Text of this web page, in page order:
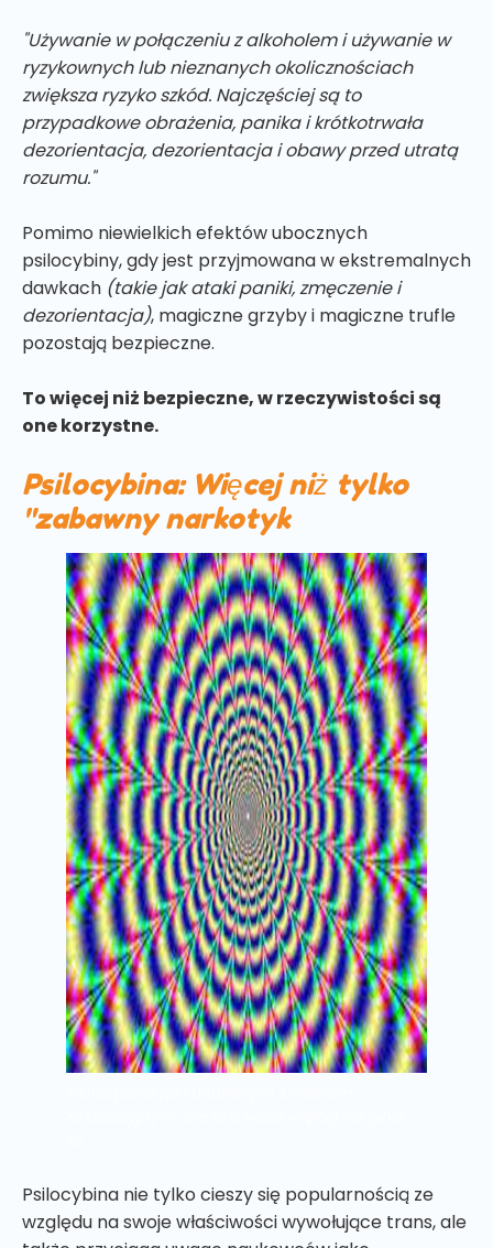
"Używanie w połączeniu z alkoholem i używanie w
ryzykownych lub nieznanych okolicznościach
zwiększa ryzyko szkód. Najczęściej są to
przypadkowe obrażenia, panika i krótkotrwała
dezorientacja, dezorientacja i obawy przed utratą
rozumu."
Pomimo niewielkich efektów ubocznych
psilocybiny, gdy jest przyjmowana w ekstremalnych
dawkach (takie jak ataki paniki, zmęczenie i
dezorientacja), magiczne grzyby i magiczne trufle
pozostają bezpieczne.
To więcej niż bezpieczne, w rzeczywistości są
one korzystne.
Psilocybina: Więcej niż tylko
"zabawny narkotyk
Psilocybina nie tylko cieszy się popularnością ze
względu na swoje właściwości wywołujące trans, ale